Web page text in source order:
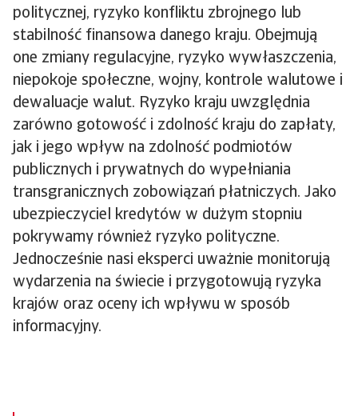
politycznej, ryzyko konfliktu zbrojnego lub
stabilność finansowa danego kraju. Obejmują
one zmiany regulacyjne, ryzyko wywłaszczenia,
niepokoje społeczne, wojny, kontrole walutowe i
dewaluacje walut. Ryzyko kraju uwzględnia
zarówno gotowość i zdolność kraju do zapłaty,
jak i jego wpływ na zdolność podmiotów
publicznych i prywatnych do wypełniania
transgranicznych zobowiązań płatniczych. Jako
ubezpieczyciel kredytów w dużym stopniu
pokrywamy również ryzyko polityczne.
Jednocześnie nasi eksperci uważnie monitorują
wydarzenia na świecie i przygotowują ryzyka
krajów oraz oceny ich wpływu w sposób
informacyjny.